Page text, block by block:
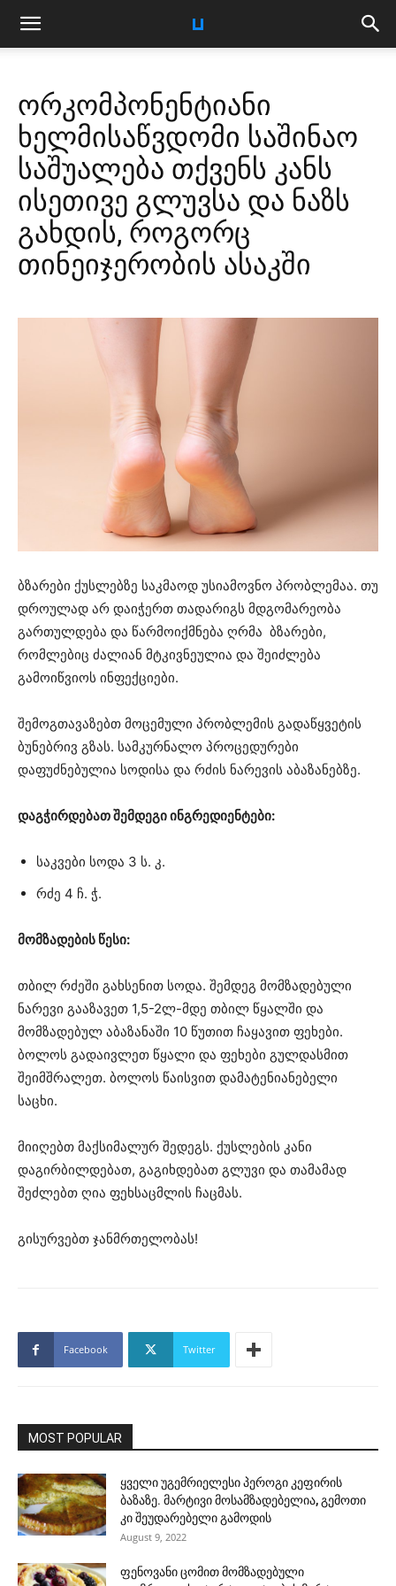
ორკომპონენტიანი
ხელმისაწვდომი საშინაო
საშუალება თქვენს კანს
ისეთივე გლუვსა და ნაზს
გახდის, როგორც
თინეიჯერობის ასაკში
ბზარები ქუსლებზე საკმაოდ უსიამოვნო პრობლემაა. თუ
დროულად არ დაიჭერთ თადარიგს მდგომარეობა
გართულდება და წარმოიქმნება ღრმა ბზარები,
რომლებიც ძალიან მტკივნეულია და შეიძლება
გამოიწვიოს ინფექციები.
შემოგთავაზებთ მოცემული პრობლემის გადაწყვეტის
ბუნებრივ გზას. სამკურნალო პროცედურები
დაფუძნებულია სოდისა და რძის ნარევის აბაზანებზე.
დაგჭირდებათ შემდეგი ინგრედიენტები:
საკვები სოდა 3 ს. კ.
რძე 4 ჩ. ჭ.
მომზადების წესი:
თბილ რძეში გახსენით სოდა. შემდეგ მომზადებული
ნარევი გააზავეთ 1,5-2ლ-მდე თბილ წყალში და
მომზადებულ აბაზანაში 10 წუთით ჩაყავით ფეხები.
ბოლოს გადაივლეთ წყალი და ფეხები გულდასმით
შეიმშრალეთ. ბოლოს წაისვით დამატენიანებელი
საცხი.
მიიღებთ მაქსიმალურ შედეგს. ქუსლების კანი
დაგირბილდებათ, გაგიხდებათ გლუვი და თამამად
შეძლებთ ღია ფეხსაცმლის ჩაცმას.
გისურვებთ ჯანმრთელობას!
Facebook Twitter
MOST POPULAR
ყველი უგემრიელესი პეროგი კეფირის
ბაზაზე. მარტივი მოსამზადებელია, გემოთი
კი შეუდარებელი გამოდის
August 9, 2022
ფენოვანი ცომით მომზადებული